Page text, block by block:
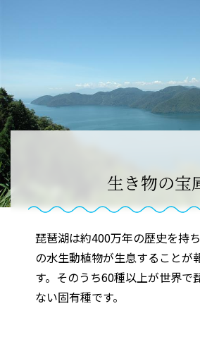
生き物の宝
琵琶湖は約400万年の歴史を持
の水生動植物が生息することが
す。そのうち60種以上が世界で
ない固有種です。